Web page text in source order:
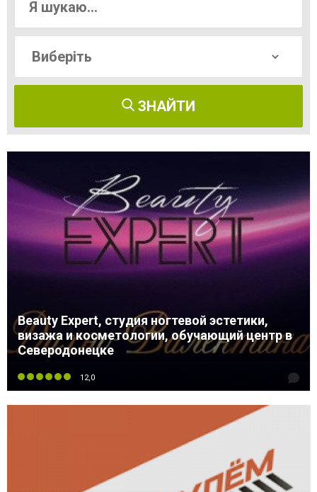
ЗНАЙТИ
Beauty Expert, студия ногтевой эстетики,
визажа и косметологии, обучающий центр в
Северодонецке
12,0